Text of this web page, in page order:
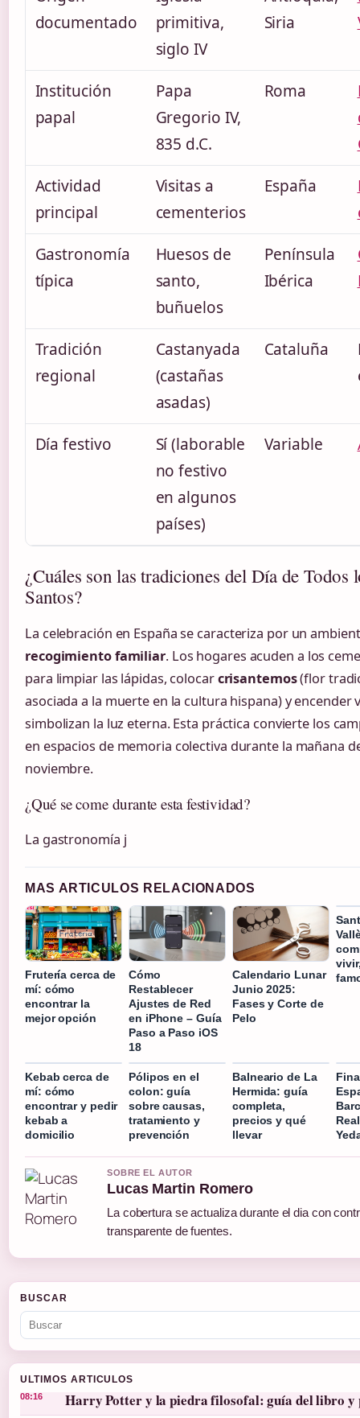
documentado
primitiva,
siglo IV
Siria
Institución
papal
Papa
Gregorio IV,
835 d.C.
Roma
Actividad
principal
Visitas a
cementerios
España
Gastronomía
típica
Huesos de
santo,
buñuelos
Península
Ibérica
Tradición
regional
Castanyada
(castañas
asadas)
Cataluña
Día festivo
Sí (laborable
no festivo
en algunos
países)
Variable
¿Cuáles son las tradiciones del Día de Todos
Santos?
La celebración en España se caracteriza por un
recogimiento familiar. Los hogares acuden a los
para limpiar las lápidas, colocarcrisantemos(flor
asociada a la muerte en la cultura hispana) y encender
simbolizan la luz eterna. Esta práctica convierte los
en espacios de memoria colectiva durante la mañana
noviembre.
¿Qué se come durante esta festividad?
La gastronomía j
MAS ARTICULOS RELACIONADOS
Frutería cerca de
mí: cómo
encontrar la
mejor opción
Cómo
Restablecer
Ajustes de Red
en iPhone – Guía
Paso a Paso iOS
18
Calendario Lunar
Junio 2025:
Fases y Corte de
Pelo
Kebab cerca de
mí: cómo
encontrar y pedir
kebab a
domicilio
Pólipos en el
colon: guía
sobre causas,
tratamiento y
prevención
Balneario de La
Hermida: guía
completa,
precios y qué
llevar
SOBRE EL AUTOR
Lucas Martin Romero
La cobertura se actualiza durante el dia con
transparente de fuentes.
BUSCAR
ULTIMOS ARTICULOS
08:16 Harry Potter y la piedra filosofal: guía del libro y